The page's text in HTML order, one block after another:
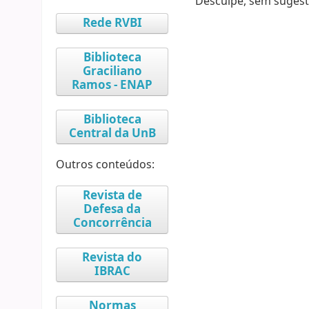
Rede RVBI
Biblioteca
Graciliano
Ramos - ENAP
Biblioteca
Central da UnB
Outros conteúdos:
Revista de
Defesa da
Concorrência
Revista do
IBRAC